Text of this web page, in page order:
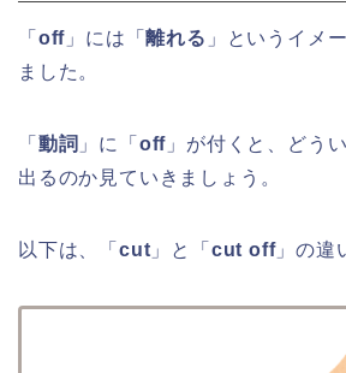
「 off 」には「離れる 」というイメ
ました。
「 動詞 」に「 off 」が付くと、どう
出るのか見ていきましょう。
以下は、「 cut 」と「 cut off」の違